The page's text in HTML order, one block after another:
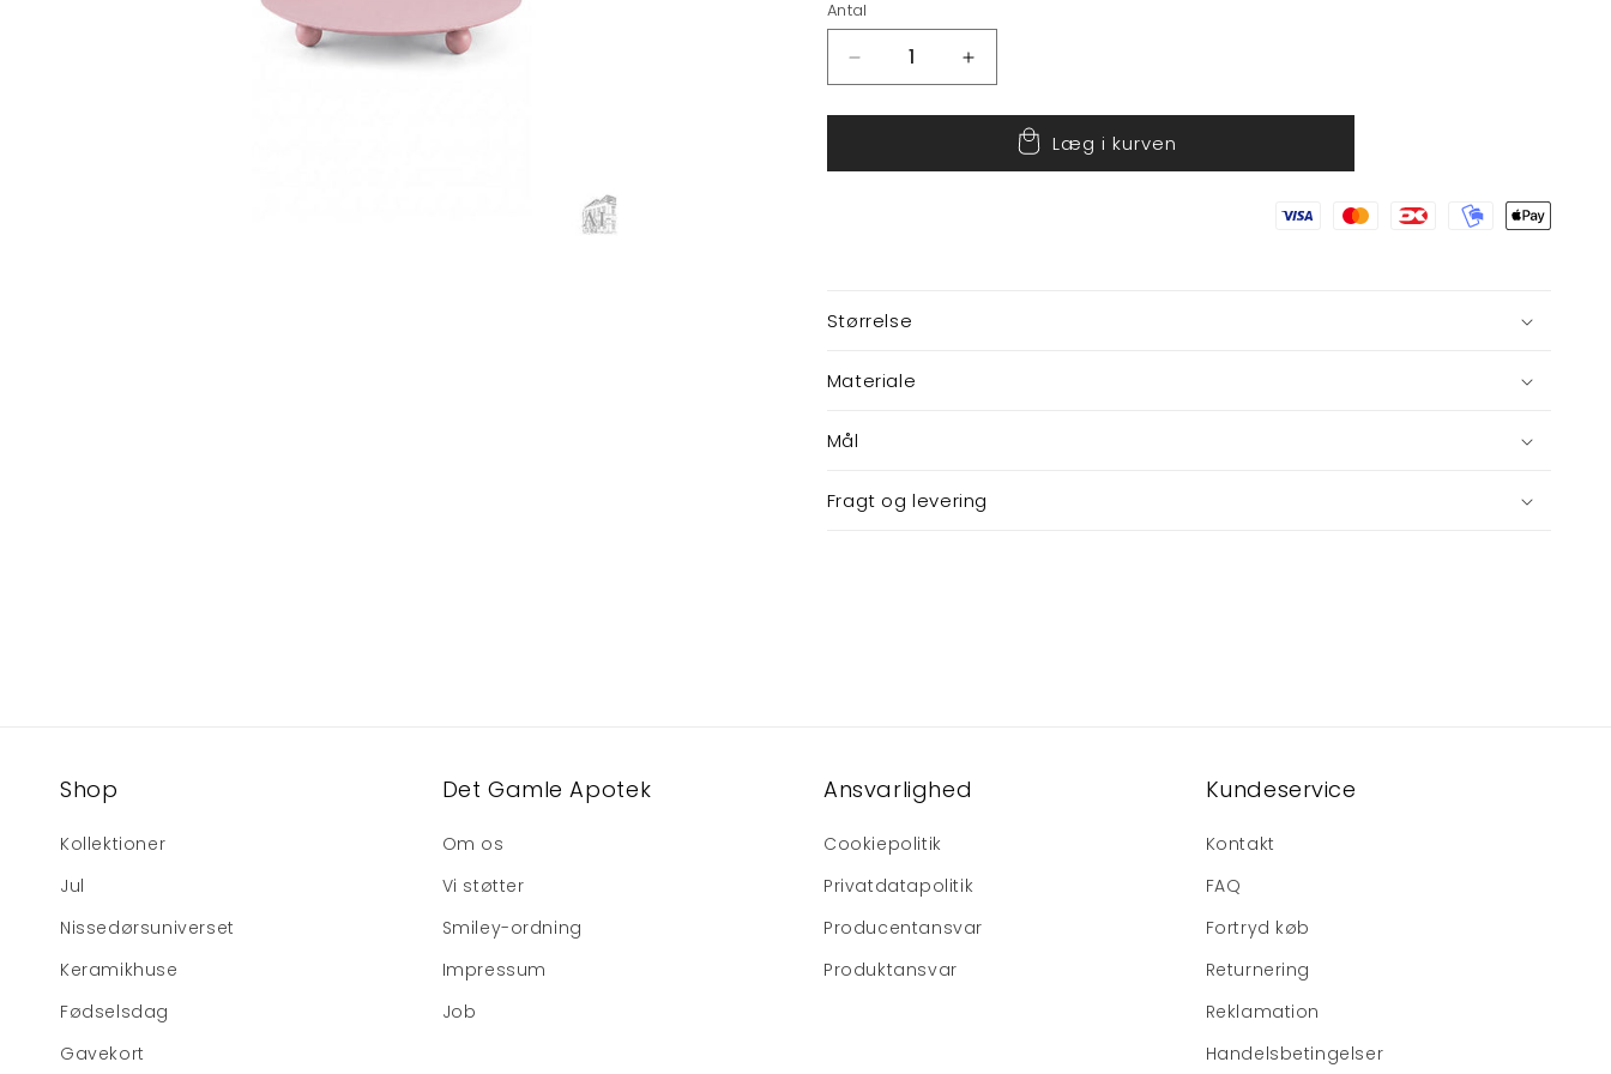
Antal
Reducer
antallet
for
Øg
antallet
for
LysestageLæg i kurven
Størrelse
Materiale
Mål
Fragt og levering
Shop
Kollektioner
Jul
Nissedørsuniverset
Keramikhuse
Fødselsdag
Gavekort
Det Gamle Apotek
Om os
Vi støtter
Smiley-ordning
Impressum
Job
Ansvarlighed
Cookiepolitik
Privatdatapolitik
Producentansvar
Produktansvar
Kundeservice
Kontakt
FAQ
Fortryd køb
Returnering
Reklamation
Handelsbetingelser